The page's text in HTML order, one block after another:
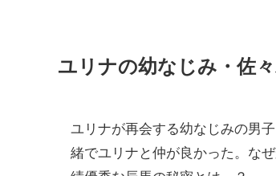
ユリナの幼なじみ・佐
ユリナが再会する幼なじみの男
緒でユリナと仲が良かった。な